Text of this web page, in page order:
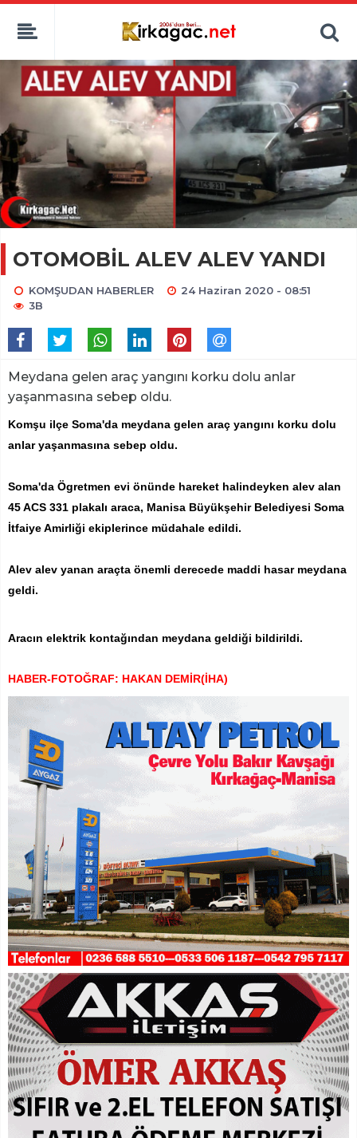
OTOMOBİL ALEV ALEV YANDI
KOMŞUDAN HABERLER
24 Haziran 2020 - 08:51
3B
Meydana gelen araç yangını korku dolu anlar
yaşanmasına sebep oldu.
Komşu ilçe Soma'da meydana gelen araç yangını korku dolu
anlar yaşanmasına sebep oldu.
Soma'da Ögretmen evi önünde hareket halindeyken alev alan
45 ACS 331 plakalı araca, Manisa Büyükşehir Belediyesi Soma
İtfaiye Amirliği ekiplerince müdahale edildi.
Alev alev yanan araçta önemli derecede maddi hasar meydana
geldi.
Aracın elektrik kontağından meydana geldiği bildirildi.
HABER-FOTOĞRAF: HAKAN DEMİR(İHA)